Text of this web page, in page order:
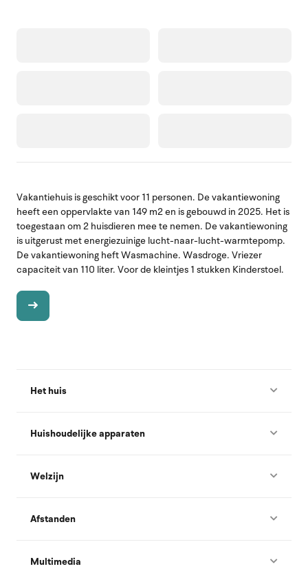
Vakantiehuis is geschikt voor 11 personen. De vakantiewoning
heeft een oppervlakte van 149 m2 en is gebouwd in 2025. Het is
toegestaan om 2 huisdieren mee te nemen. De vakantiewoning
is uitgerust met energiezuinige lucht-naar-lucht-warmtepomp.
De vakantiewoning heft Wasmachine. Wasdroge. Vriezer
capaciteit van 110 liter. Voor de kleintjes 1 stukken Kinderstoel.
Het huis
Huishoudelijke apparaten
Welzijn
Afstanden
Multimedia